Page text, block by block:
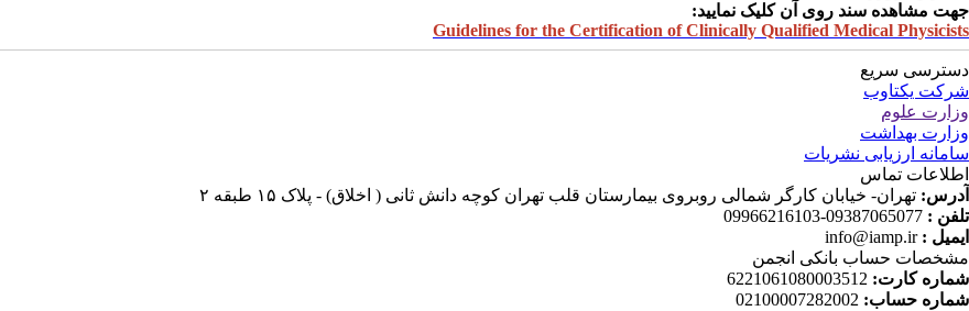
جهت مشاهده سند روی آن کلیک نمایید:
Guidelines for the Certification of Clinically Qualified Medical Physicists
دسترسی سریع
شرکت یکتاوب
وزارت علوم
وزارت بهداشت
سامانه ارزیابی نشریات
اطلاعات تماس
آدرس: تهران- خیابان کارگر شمالی روبروی بیمارستان قلب تهران کوچه دانش ثانی ( اخلاق) - پلاک ۱۵ طبقه ۲
تلفن : 09387065077-09966216103
ایمیل :info@iamp.ir
مشخصات حساب بانکی انجمن
شماره کارت: 6221061080003512
شماره حساب: 02100007282002